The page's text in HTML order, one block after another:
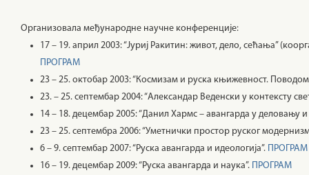
Организовала међународне научне конференције:
17 – 19. април 2003: “Јуриј Ракитин: живот, дело, сећања”
ПРОГРАМ
23 – 25. октобар 2003: “Космизам и руска књижевност.
23. – 25. септембар 2004: “Александар Веденски у контексту
14 – 18. децембар 2005: “Данил Хармс – авангарда у деловању
23 – 25. септембра 2006: “Уметнички простор руског
6 – 9. септембар 2007: “Руска авангарда и идеологија”. ПРОГРАМ
16 – 19. децембар 2009: “Руска авангарда и наука”. ПРОГРАМ